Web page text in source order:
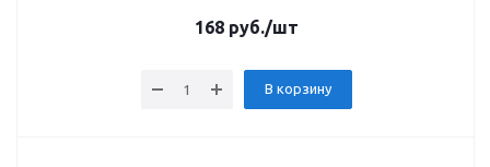
168руб./шт
В корзину